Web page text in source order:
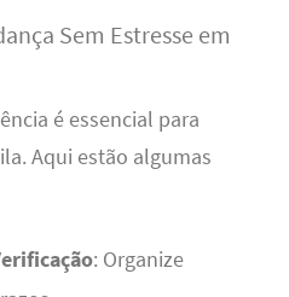
Sem Estresse em
é essencial para
Aqui estão algumas
: Organize